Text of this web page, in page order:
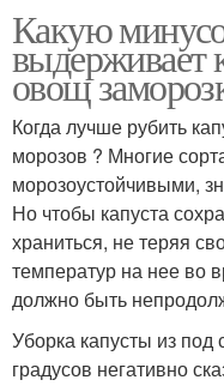
Какую
выдерживает
овощ
Когда лучше рубить
морозов ? Многие
морозоустойчивыми,
Но чтобы капуста
храниться, не теряя
температур на нее во
должно быть
Уборка капусты из под
градусов негативно